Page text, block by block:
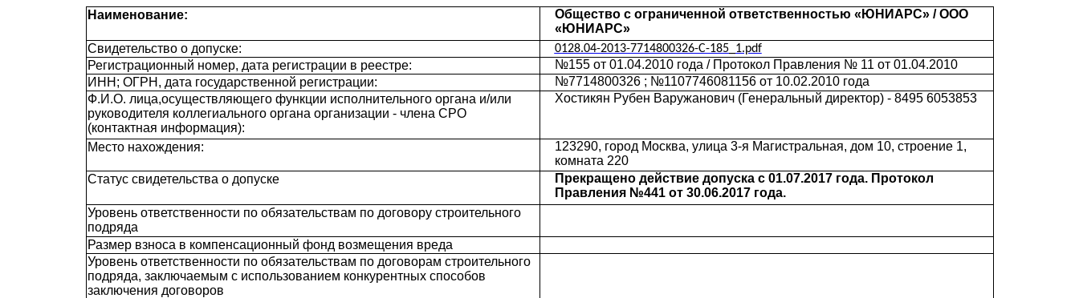
Наименование:
Общество с ограниченной ответственностью «ЮНИАРС» / ООО
«ЮНИАРС»
Свидетельство о допуске:
0128.04-2013-7714800326-C-185_1.pdf
Регистрационный номер, дата регистрации в реестре:
№155 от 01.04.2010 года / Протокол Правления № 11 от 01.04.2010
ИНН; ОГРН, дата государственной регистрации:
№7714800326 ; №1107746081156 от 10.02.2010 года
Ф.И.О. лица,осуществляющего функции исполнительного органа и/или
руководителя коллегиального органа организации - члена СРО
(контактная информация):
Хостикян Рубен Варужанович (Генеральный директор) - 8495 6053853
Место нахождения:
123290, город Москва, улица 3-я Магистральная, дом 10, строение 1,
комната 220
Статус свидетельства о допуске
Прекращено действие допуска с 01.07.2017 года. Протокол
Правления №441 от 30.06.2017 года.
Уровень ответственности по обязательствам по договору строительного
подряда
Размер взноса в компенсационный фонд возмещения вреда
Уровень ответственности по обязательствам по договорам строительного
подряда, заключаемым с использованием конкурентных способов
заключения договоров